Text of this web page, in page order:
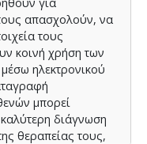
απασχολούν, να
τους
κοινή χρήση των
ηλεκτρονικού
μπορεί
διάγνωση
θεραπείας τους,